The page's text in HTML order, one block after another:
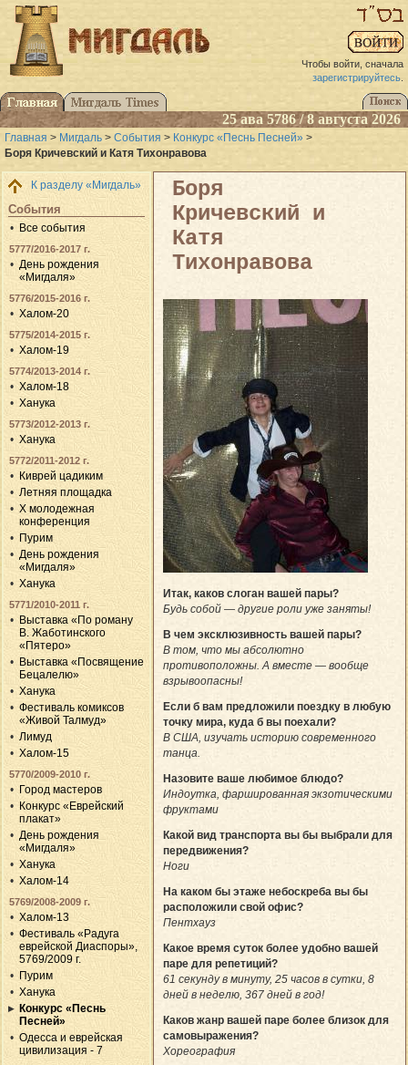
Чтобы войти, сначала
зарегистрируйтесь.
25 ава 5786 / 8 августа 2026
Главная > Мигдаль > События > Конкурс «Песнь Песней» >
Боря Кричевский и Катя Тихонравова
К разделу «Мигдаль»
События
Все события
5777/2016-2017 г.
День рождения
«Мигдаля»
5776/2015-2016 г.
Халом-20
5775/2014-2015 г.
Халом-19
5774/2013-2014 г.
Халом-18
Ханука
5773/2012-2013 г.
Ханука
5772/2011-2012 г.
Киврей цадиким
Летняя площадка
X молодежная
конференция
Пурим
День рождения
«Мигдаля»
Ханука
5771/2010-2011 г.
Выставка «По роману
В. Жаботинского
«Пятеро»
Выставка «Посвящение
Бецалелю»
Ханука
Фестиваль комиксов
«Живой Талмуд»
Лимуд
Халом-15
5770/2009-2010 г.
Город мастеров
Конкурс «Еврейский
плакат»
День рождения
«Мигдаля»
Ханука
Халом-14
5769/2008-2009 г.
Халом-13
Фестиваль «Радуга
еврейской Диаспоры»,
5769/2009 г.
Пурим
Ханука
Конкурс «Песнь
Песней»
Одесса и еврейская
цивилизация - 7
Боря
Кричевский и
Катя
Тихонравова
Итак, каков слоган вашей пары?
Будь собой — другие роли уже заняты!
В чем эксклюзивность вашей пары?
В том, что мы абсолютно
противоположны. А вместе — вообще
взрывоопасны!
Если б вам предложили поездку в любую
точку мира, куда б вы поехали?
В США, изучать историю современного
танца.
Назовите ваше любимое блюдо?
Индоутка, фаршированная экзотическими
фруктами
Какой вид транспорта вы бы выбрали для
передвижения?
Ноги
На каком бы этаже небоскреба вы бы
расположили свой офис?
Пентхауз
Какое время суток более удобно вашей
паре для репетиций?
61 секунду в минуту, 25 часов в сутки, 8
дней в неделю, 367 дней в год!
Каков жанр вашей паре более близок для
самовыражения?
Хореография